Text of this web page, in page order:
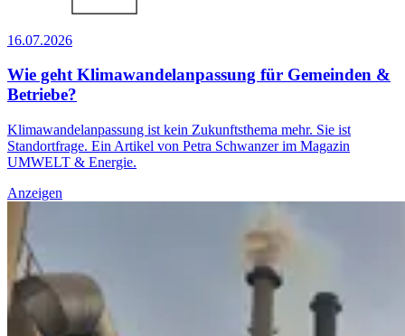
16.07.2026
Wie geht Klimawandelanpassung für Gemeinden &
Betriebe?
Klimawandelanpassung ist kein Zukunftsthema mehr. Sie ist
Standortfrage. Ein Artikel von Petra Schwanzer im Magazin
UMWELT & Energie.
Anzeigen